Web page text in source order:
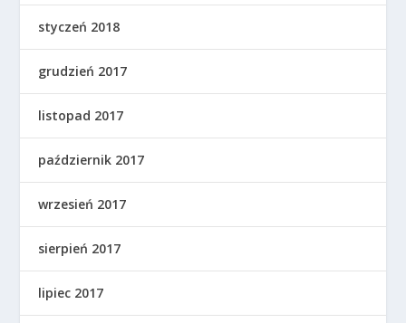
styczeń 2018
grudzień 2017
listopad 2017
październik 2017
wrzesień 2017
sierpień 2017
lipiec 2017